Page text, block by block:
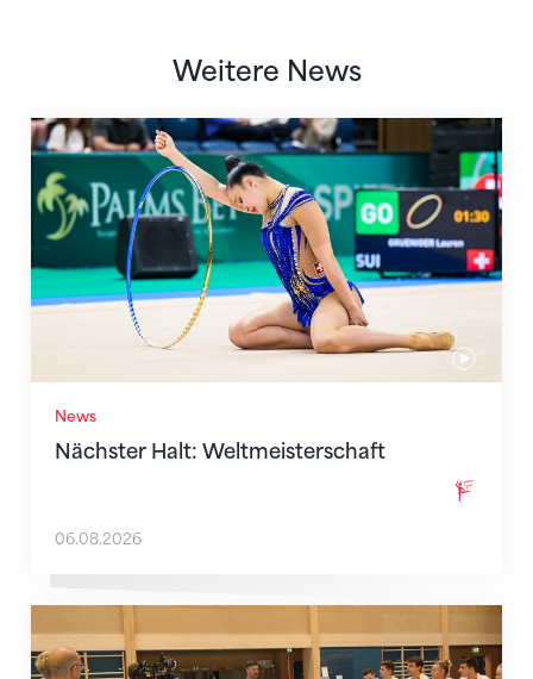
Weitere News
News
Nächster Halt: Weltmeisterschaft
Nächster Halt: Weltmeisterschaft
06.08.2026
Mit klaren Zielen nach Zagreb